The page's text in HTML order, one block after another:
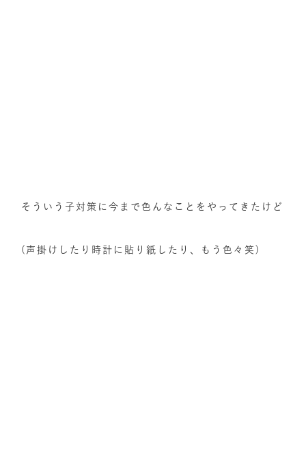
そういう子対策に今まで色んなことをやってきたけど
(声掛けしたり時計に貼り紙したり、もう色々笑)